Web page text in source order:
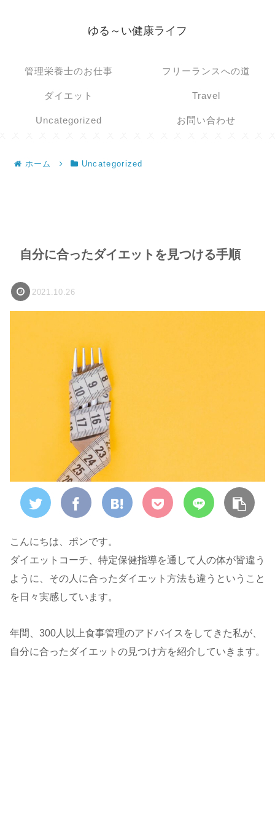
ゆる～い健康ライフ
管理栄養士のお仕事 フリーランスへの道
ダイエット Travel
Uncategorized お問い合わせ
ホーム Uncategorized
自分に合ったダイエットを見つける手順
2021.10.26
こんにちは、ポンです。
ダイエットコーチ、特定保健指導を通して人の体が皆違う
ように、その人に合ったダイエット方法も違うということ
を日々実感しています。
年間、300人以上食事管理のアドバイスをしてきた私が、
自分に合ったダイエットの見つけ方を紹介していきます。